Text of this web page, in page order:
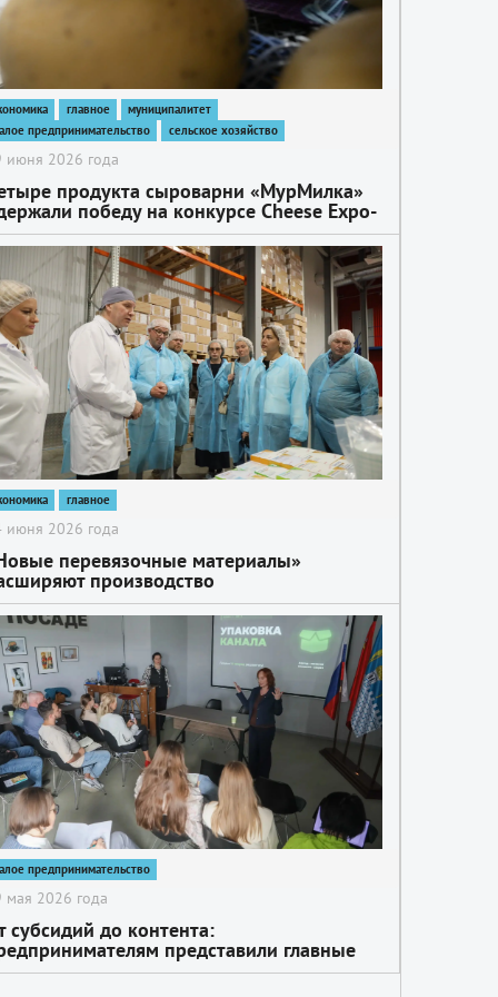
главное
муниципалитет
предпринимательство
сельское хозяйство
июня 2026 года
продукта сыроварни «МурМилка»
победу на конкурсе Cheese Expo-
главное
июня 2026 года
перевязочные материалы»
производство
предпринимательство
мая 2026 года
субсидий до контента:
представили главные
для бизнеса